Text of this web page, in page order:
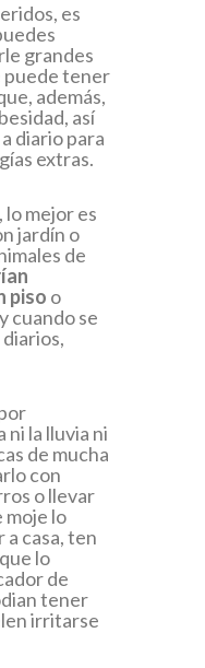
es
grandes
puede tener
además,
así
diario para
extras.
mejor es
jardín o
de
piso o
cuando se
ni la lluvia ni
de mucha
con
o llevar
moje lo
a casa, ten
lo
de
tener
irritarse